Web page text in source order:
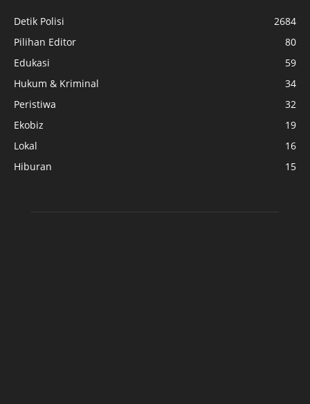
Detik Polisi
2684
Pilihan Editor
80
Edukasi
59
Hukum & Kriminal
34
Peristiwa
32
Ekobiz
19
Lokal
16
Hiburan
15